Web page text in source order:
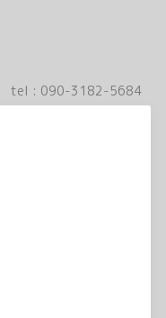
tel : 090-3182-5684